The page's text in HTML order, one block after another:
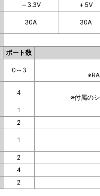
＋3.3V
＋5V
30A 30A
ポート数
0～3
4
※付属の
1
2
1
2
4
2